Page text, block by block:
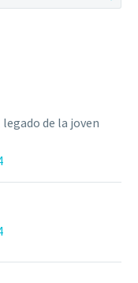
de la joven